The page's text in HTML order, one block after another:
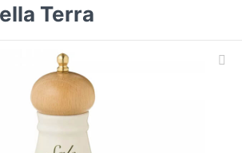
Terra